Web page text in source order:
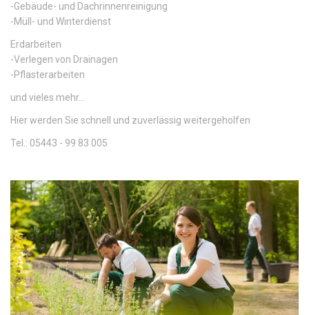
-Gebäude- und Dachrinnenreinigung
-Müll- und Winterdienst
Erdarbeiten
-Verlegen von Drainagen
-Pflasterarbeiten
und vieles mehr...
Hier werden Sie schnell und zuverlässig weitergeholfen
Tel.: 05443 - 99 83 005